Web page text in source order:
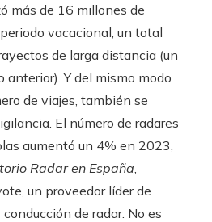
más de 16 millones de
vacacional, un total
de larga distancia (un
anterior). Y del mismo modo
de viajes, también se
El número de radares
aumentó un 4% en 2023,
Radar en España
un proveedor líder de
de radar. No es